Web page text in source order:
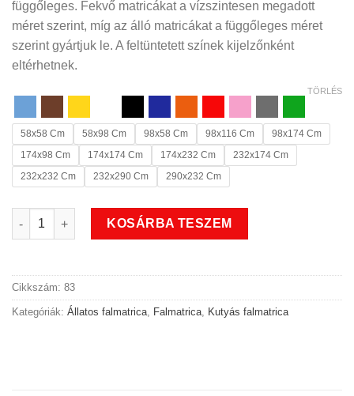
44900 Ft
függőleges. Fekvő matricákat a vízszintesen megadott
méret szerint, míg az álló matricákat a függőleges méret
szerint gyártjuk le. A feltüntetett színek kijelzőnként
eltérhetnek.
58x58 Cm 58x98 Cm 98x58 Cm 98x116 Cm
98x174 Cm
174x98 Cm
174x174 Cm 174x232 Cm
232x174 Cm
232x232 Cm
232x290 Cm 290x232 Cm
TÖRLÉS
Állatos madaras kutyás falmatrica mennyiség
KOSÁRBA TESZEM
Cikkszám: 83
Kategóriák: Állatos falmatrica, Falmatrica, Kutyás falmatrica